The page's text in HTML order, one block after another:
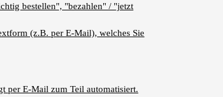
bestellen", "bezahlen" / "jetzt
(z.B. per E-Mail), welches Sie
per E-Mail zum Teil automatisiert.